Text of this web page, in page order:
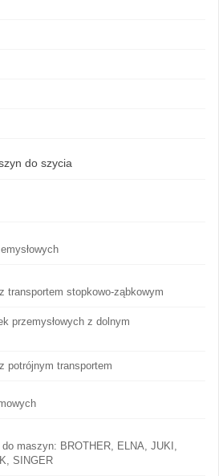
do szycia
transportem stopkowo-ząbkowym
przemysłowych z dolnym
potrójnym transportem
maszyn: BROTHER, ELNA, JUKI,
SINGER